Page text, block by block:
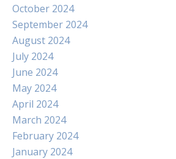
October 2024
September 2024
August 2024
July 2024
June 2024
May 2024
April 2024
March 2024
February 2024
January 2024